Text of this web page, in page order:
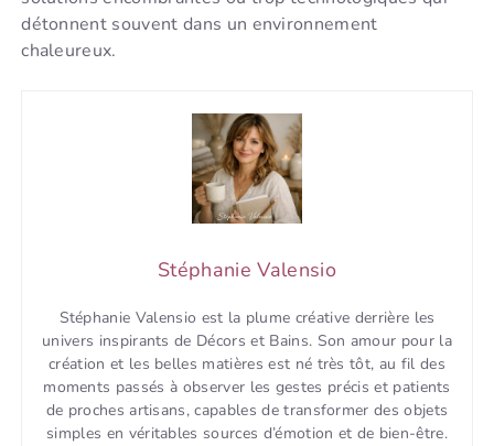
détonnent souvent dans un environnement
chaleureux.
Stéphanie Valensio
Stéphanie Valensio est la plume créative derrière les
univers inspirants de Décors et Bains. Son amour pour la
création et les belles matières est né très tôt, au fil des
moments passés à observer les gestes précis et patients
de proches artisans, capables de transformer des objets
simples en véritables sources d’émotion et de bien-être.